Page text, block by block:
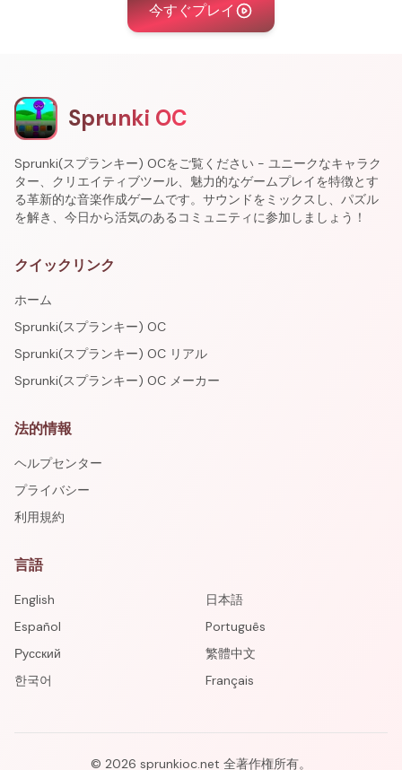
今すぐプレイ
Sprunki OC
Sprunki(スプランキー) OCをご覧ください - ユニークなキャラク
ター、クリエイティブツール、魅力的なゲームプレイを特徴とす
る革新的な音楽作成ゲームです。サウンドをミックスし、パズル
を解き、今日から活気のあるコミュニティに参加しましょう！
クイックリンク
ホーム
Sprunki(スプランキー) OC
Sprunki(スプランキー) OC リアル
Sprunki(スプランキー) OC メーカー
法的情報
ヘルプセンター
プライバシー
利用規約
言語
English
日本語
Español
Português
Русский
繁體中文
한국어
Français
© 2026 sprunkioc.net 全著作権所有。